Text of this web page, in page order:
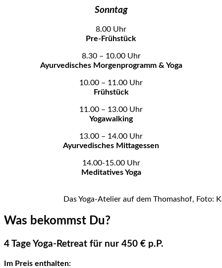
Sonntag
8.00 Uhr
Pre-Frühstück
8.30 – 10.00 Uhr
Ayurvedisches Morgenprogramm & Yoga
10.00 – 11.00 Uhr
Frühstück
11.00 – 13.00 Uhr
Yogawalking
13.00 – 14.00 Uhr
Ayurvedisches Mittagessen
14.00-15.00 Uhr
Meditatives Yoga
Das Yoga-Atelier auf dem Thomashof, Foto:
Was bekommst Du?
4 Tage Yoga-Retreat für nur 450 € p.P.
Im Preis enthalten: